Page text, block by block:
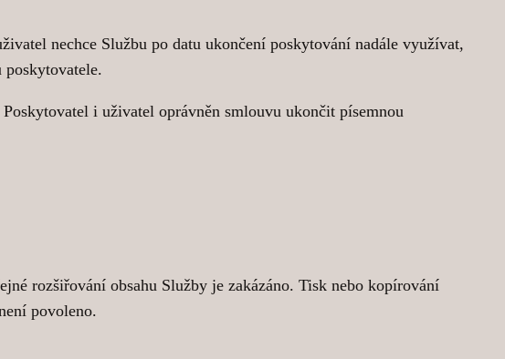
nechce Službu po datu ukončení poskytování nadále využívat,
poskytovatele.
i uživatel oprávněn smlouvu ukončit písemnou
rozšiřování obsahu Služby je zakázáno. Tisk nebo kopírování
povoleno.